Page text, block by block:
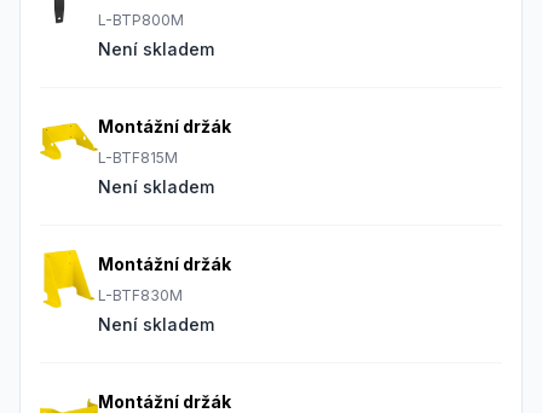
L-BTP800M
Není skladem
Montážní držák
L-BTF815M
Není skladem
Montážní držák
L-BTF830M
Není skladem
Montážní držák